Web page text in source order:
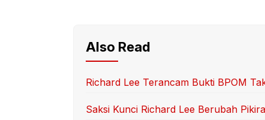
Also Read
Richard Lee Terancam Bukti BPOM
Saksi Kunci Richard Lee Berubah